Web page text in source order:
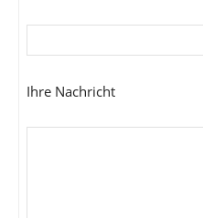
Ihre Nachricht